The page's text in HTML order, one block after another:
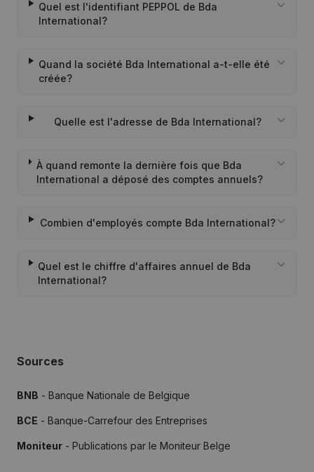
Quel est l'identifiant PEPPOL de Bda
International?
Quand la société Bda International a-t-elle été
créée?
Quelle est l'adresse de Bda International?
À quand remonte la dernière fois que Bda
International a déposé des comptes annuels?
Combien d'employés compte Bda International?
Quel est le chiffre d'affaires annuel de Bda
International?
Sources
BNB - Banque Nationale de Belgique
BCE - Banque-Carrefour des Entreprises
Moniteur - Publications par le Moniteur Belge